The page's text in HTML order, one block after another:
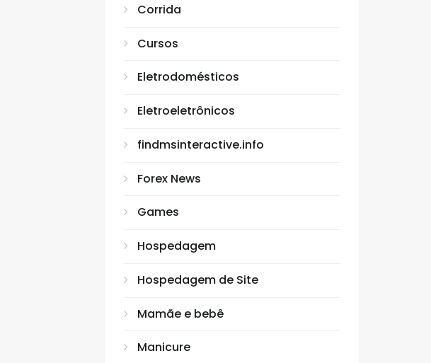
Corrida
Cursos
Eletrodomésticos
Eletroeletrônicos
findmsinteractive.info
Forex News
Games
Hospedagem
Hospedagem de Site
Mamãe e bebê
Manicure